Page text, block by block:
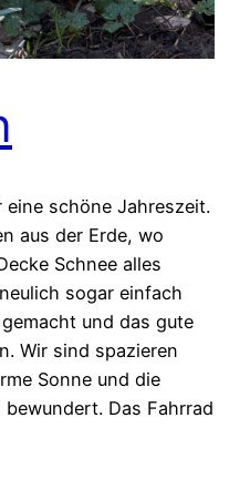
schöne Jahreszeit.
aus der Erde, wo
Schnee alles
sogar einfach
und das gute
Wir sind spazieren
Sonne und die
Das Fahrrad